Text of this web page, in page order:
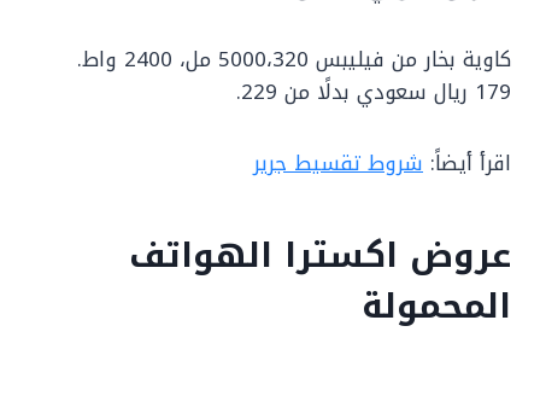
كاوية بخار من فيليبس 5000،320 مل، 2400 واط.
179 ريال سعودي بدلًا من 229.
اقرأ أيضاً: شروط تقسيط جرير
عروض اكسترا الهواتف
المحمولة